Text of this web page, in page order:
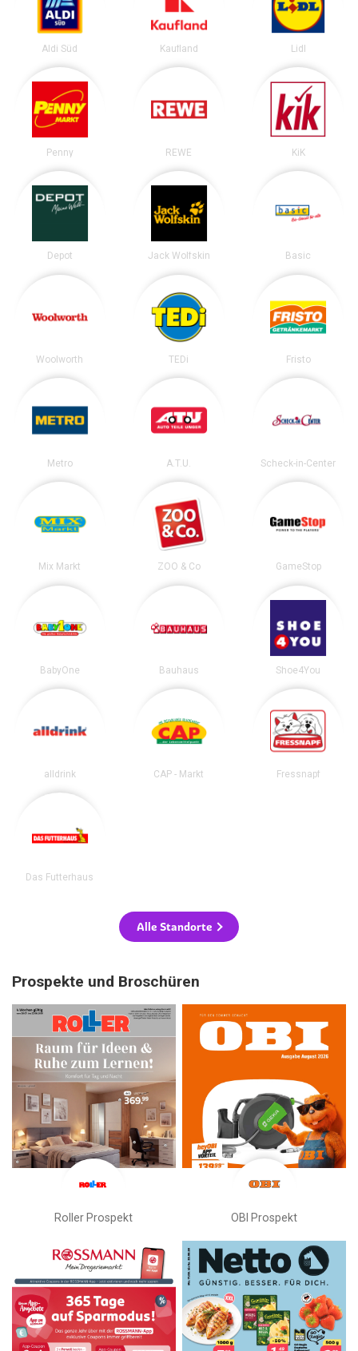
Aldi Süd Kaufland Lidl
Penny REWE KiK
Depot Jack Wolfskin Basic
Woolworth TEDi Fristo
Metro A.T.U. Scheck-in-Center
Mix Markt ZOO & Co GameStop
BabyOne Bauhaus Shoe4You
alldrink CAP - Markt Fressnapf
Das Futterhaus
Alle Standorte
Prospekte und Broschüren
Roller Prospekt OBI Prospekt